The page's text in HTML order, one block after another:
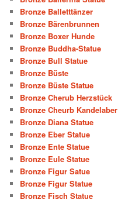
Bronze Balletttänzer
Bronze Bärenbrunnen
Bronze Boxer Hunde
Bronze Buddha-Statue
Bronze Bull Statue
Bronze Büste
Bronze Büste Statue
Bronze Cherub Herzstück
Bronze Cheurb Kandelaber
Bronze Diana Statue
Bronze Eber Statue
Bronze Ente Statue
Bronze Eule Statue
Bronze Figur Satue
Bronze Figur Statue
Bronze Fisch Statue